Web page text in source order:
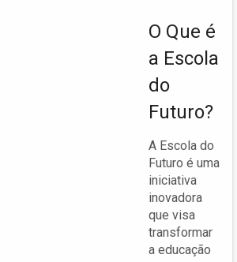
O Que é
a Escola
do
Futuro?
A Escola do
Futuro é uma
iniciativa
inovadora
que visa
transformar
a educação